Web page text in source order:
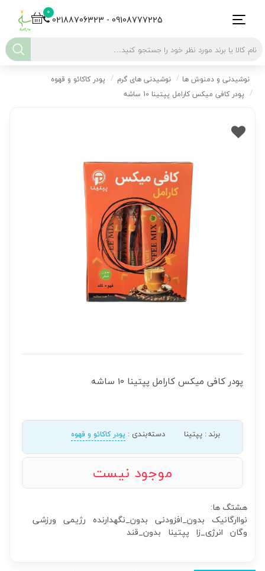
0
02188706323 - 09108777225
نوشیدنی و دمنوش ها نوشیدنی های گرم
پودر کاکائو و قهوه
پودر کافی میکس کارامل پپتینا 10 ساشه
پودر کافی میکس کارامل پپتینا 10 ساشه
برند: پپتینا دسته‌بندی : پودر کاکائو و قهوه
موجود نیست
هشتگ ها:
نواارگانیک بدون_افزودنی بدون_نگهدارنده رژیمی ورزشی
وگان انرژی_زا پپتینا بدون_قند